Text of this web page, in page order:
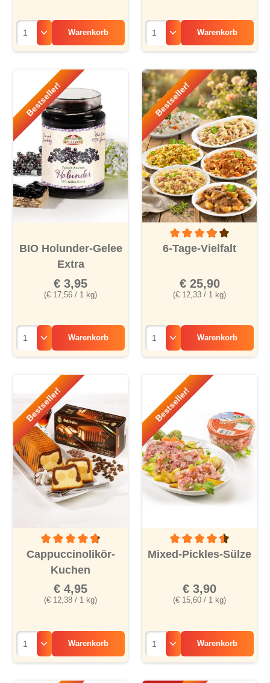
Warenkorb Warenkorb
Bestseller!
BIO Holunder-Gelee
Extra
(€ 17,56 / 1 kg)
€ 3,95
Warenkorb
Bestseller!
Durchschnittliche
6-Tage-Vielfalt
(€ 12,33 / 1 kg)
€ 25,90
Warenkorb
Bestseller!
Durchschnittliche Bewertung von 4.6 von 5 Sternen
Cappuccinolikör-
Kuchen
(€ 12,38 / 1 kg)
€ 4,95
Warenkorb
Bestseller!
Durchschnittliche
Mixed-Pickles-Sülze
(€ 15,60 / 1 kg)
€ 3,90
Warenkorb